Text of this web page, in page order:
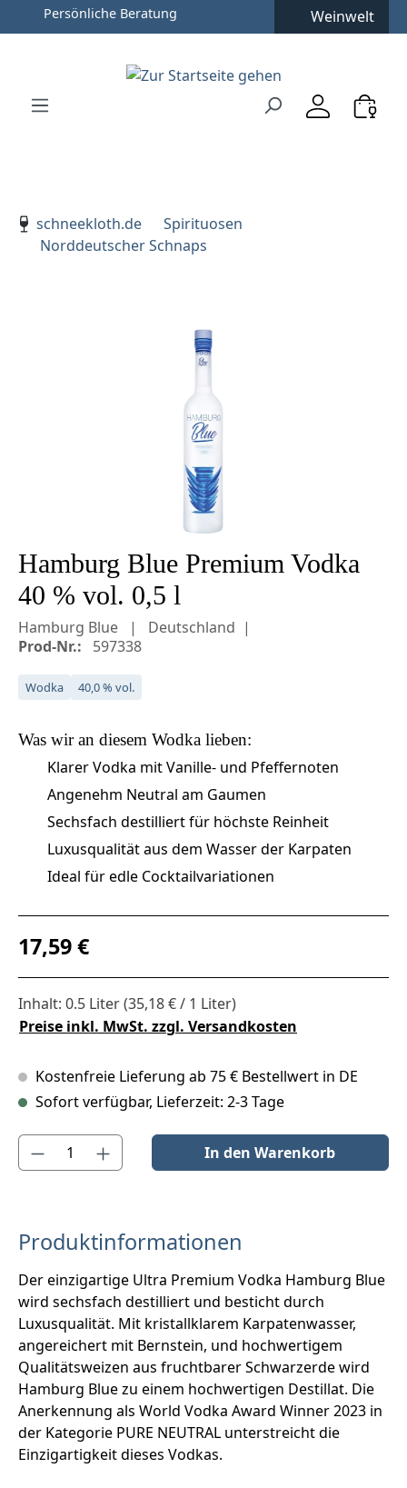
Zum Hauptinhalt springen
Zur Hauptnavigation springen
Persönliche Beratung Weinwelt
schneekloth.de
Spirituosen
Norddeutscher Schnaps
Bildergalerie überspringen
Hamburg Blue Premium Vodka
40 % vol. 0,5 l
Hamburg Blue
Deutschland
Prod-Nr.:
597338
Wodka 40,0 % vol.
Was wir an diesem Wodka lieben:
Klarer Vodka mit Vanille- und Pfeffernoten
Angenehm Neutral am Gaumen
Sechsfach destilliert für höchste Reinheit
Luxusqualität aus dem Wasser der Karpaten
Ideal für edle Cocktailvariationen
Regulärer Preis:
17,59 €
Inhalt: 0.5 Liter(35,18 € / 1 Liter)
Preise inkl. MwSt. zzgl. Versandkosten
Kostenfreie Lieferung ab 75 € Bestellwert in DE
Sofort verfügbar, Lieferzeit: 2-3 Tage
Produkt Anzahl: Gib den gewünschten Wert ein oder benutze
In den Warenkorb
Produktinformationen
Der einzigartige Ultra Premium Vodka Hamburg Blue
wird sechsfach destilliert und besticht durch
Luxusqualität. Mit kristallklarem Karpatenwasser,
angereichert mit Bernstein, und hochwertigem
Qualitätsweizen aus fruchtbarer Schwarzerde wird
Hamburg Blue zu einem hochwertigen Destillat. Die
Anerkennung als World Vodka Award Winner 2023 in
der Kategorie PURE NEUTRAL unterstreicht die
Einzigartigkeit dieses Vodkas.